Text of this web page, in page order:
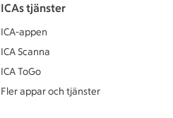
ICAs tjänster
ICA-appen
ICA Scanna
ICA ToGo
Fler appar och tjänster